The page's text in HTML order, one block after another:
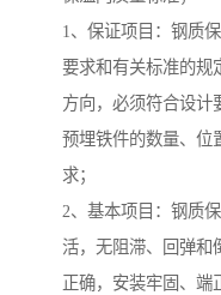
1、保证项目：钢质
要求和有关标准的规
方向，必须符合设计
预埋铁件的数量、位
求；
2、基本项目：钢质
活，无阻滞、回弹和
正确，安装牢固、